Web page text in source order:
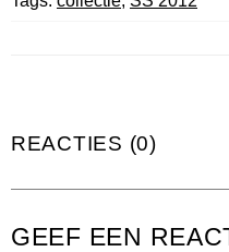
REACTIES (0)
GEEF EEN